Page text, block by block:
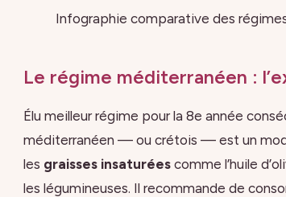
Infographie comparative des
Le régime méditerranéen :
Élu meilleur régime pour la 8e année
méditerranéen — ou crétois — est un
les graisses insaturées comme l’huile
les légumineuses. Il recommande de